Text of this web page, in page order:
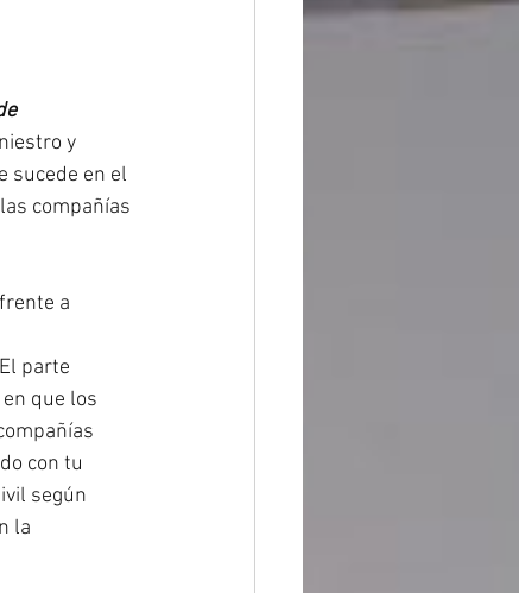
y
sucede en el
compañías
a
parte
que los
con tu
según
la